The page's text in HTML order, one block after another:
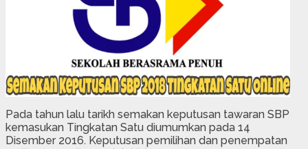
Pada tahun lalu tarikh semakan keputusan tawaran SBP
kemasukan Tingkatan Satu diumumkan pada 14
Disember 2016. Keputusan pemilihan dan penempatan